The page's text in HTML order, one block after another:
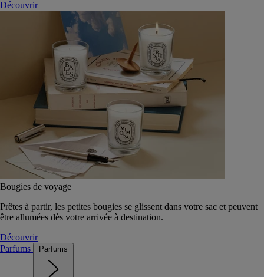
Découvrir
Bougies de voyage
Prêtes à partir, les petites bougies se glissent dans votre sac et peuvent
être allumées dès votre arrivée à destination.
Découvrir
Parfums
Parfums